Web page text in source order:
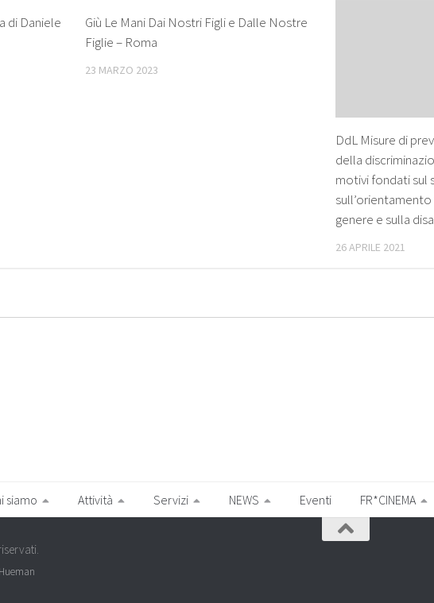
di Daniele
Giù Le Mani Dai Nostri Figli e Dalle Nostre
Figlie – Roma
23 MARZO 2023
DdL Misure di
della
motivi fondati sul
genere e sulla
26 APRILE 2021
siamo Attività Servizi NEWS Eventi FR*CINEMA